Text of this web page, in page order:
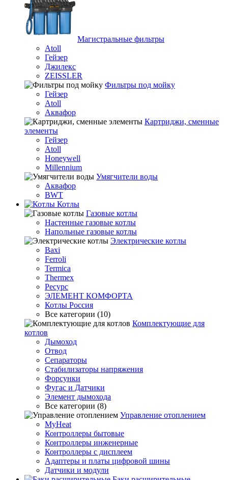
Магистральные фильтры
Atoll
Гейзер
Джилекс
ZEISSLER
Фильтры под мойку
Гейзер
Atoll
Аквафор
Картриджи, сменные
элементы
Гейзер
Atoll
Honeywell
Millennium
Умягчители воды
Аквафор
BWT
Котлы
Гaзовые котлы
Настенные газовые котлы
Напольные газовые котлы
Электрические котлы
Baxi
Ferroli
Termica
Thermex
Ресурс
ЭЛЕМЕНТ КОМФОРТА
Котлы Россия
Все категории (10)
Комплектующие для
котлов
Дымоход
Отвод
Сепараторы
Стабилизаторы напряжения
Форсунки
Фугас и Датчики
Элемент дымохода
Все категории (8)
Управление отоплением
MyHeat
Контроллеры бытовые
Контроллеры инженерные
Контроллеры с дисплеем
Адаптеры и платы цифровой шины
Датчики и модули